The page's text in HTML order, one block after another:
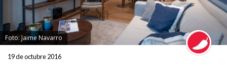
Foto: Jaime Navarro
19 de octubre 2016